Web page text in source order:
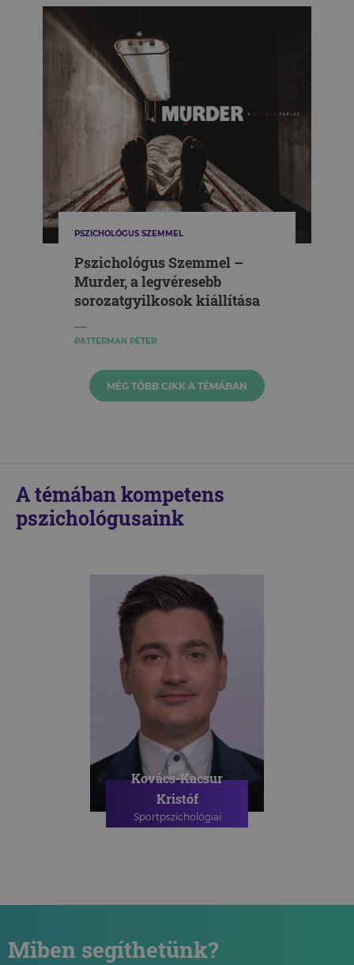
PSZICHOLÓGUS SZEMMEL
Pszichológus Szemmel –
Murder, a legvéresebb
sorozatgyilkosok kiállítása
PATTERMAN PÉTER
MÉG TÖBB CIKK A TÉMÁBAN
A témában kompetens
pszichológusaink
Kovács-Kacsur
Kristóf
Sportpszichológiai
Miben segíthetünk?